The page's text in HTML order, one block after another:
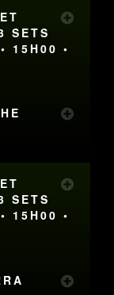
SETS
15H00 •
SETS
15H00 •